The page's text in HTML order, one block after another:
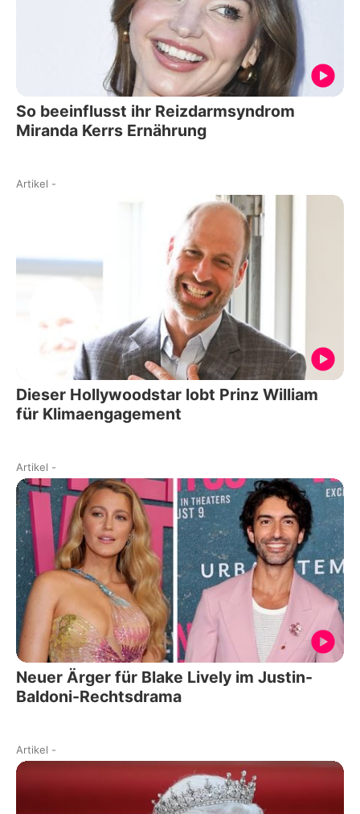
So beeinflusst ihr Reizdarmsyndrom
Miranda Kerrs Ernährung
Artikel -
Dieser Hollywoodstar lobt Prinz William
für Klimaengagement
Artikel -
Neuer Ärger für Blake Lively im Justin-
Baldoni-Rechtsdrama
Artikel -